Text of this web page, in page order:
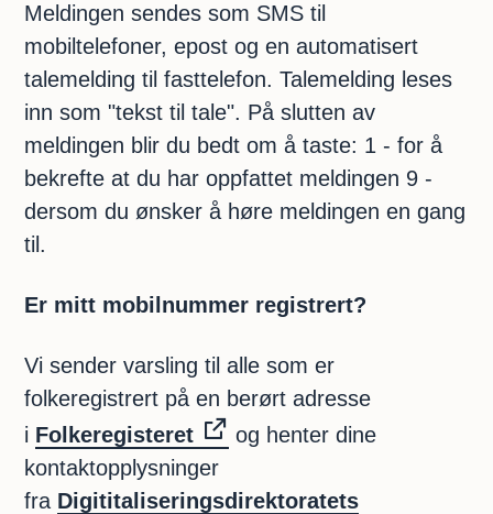
Meldingen sendes som SMS til
mobiltelefoner, epost og en automatisert
talemelding til fasttelefon. Talemelding leses
inn som "tekst til tale". På slutten av
meldingen blir du bedt om å taste: 1 - for å
bekrefte at du har oppfattet meldingen 9 -
dersom du ønsker å høre meldingen en gang
til.
Er mitt mobilnummer registrert?
Vi sender varsling til alle som er
folkeregistrert på en berørt adresse
i Folkeregisteret
og henter dine
kontaktopplysninger
fra Digititaliseringsdirektoratets